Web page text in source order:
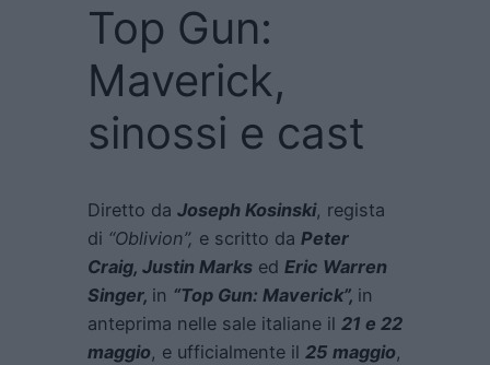
Top Gun:
Maverick,
sinossi e cast
Diretto da Joseph Kosinski, regista
di “Oblivion”, e scritto da Peter
Craig, Justin Marks ed Eric Warren
Singer, in “Top Gun: Maverick”, in
anteprima nelle sale italiane il 21 e 22
maggio, e ufficialmente il 25 maggio,